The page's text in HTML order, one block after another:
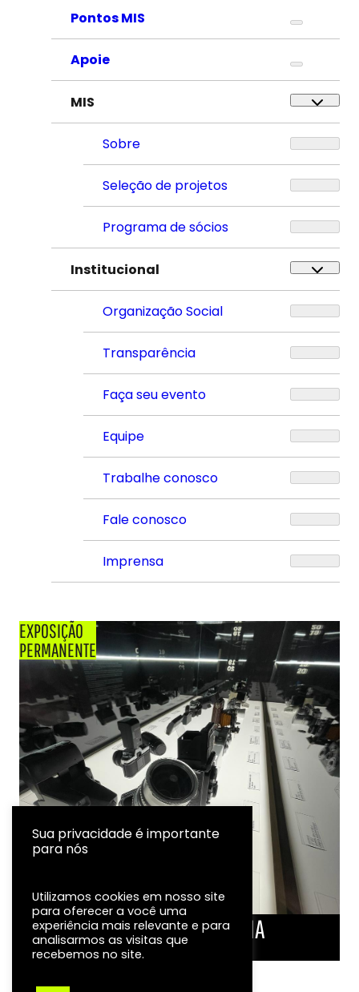
Pontos MIS
Apoie
MIS
Sobre
Seleção de projetos
Programa de sócios
Institucional
Organização Social
Transparência
Faça seu evento
Equipe
Trabalhe conosco
Fale conosco
Imprensa
EXPOSIÇÃO
PERMANENTE
LINHA DO TEMPO DA FOTOGRAFIA
EXPOSIÇÃO
Sua privacidade é importante
para nós
Utilizamos cookies em nosso site
para oferecer a você uma
experiência mais relevante e para
analisarmos as visitas que
recebemos no site.